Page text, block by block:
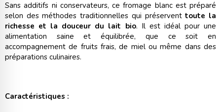
Sans additifs ni conservateurs, ce fromage blanc est préparé
selon des méthodes traditionnelles qui préserventtoute la
richesse et la douceur du lait bio. Il est idéal pour une
alimentation saine et équilibrée, que ce soit en
accompagnement de fruits frais, de miel ou même dans des
préparations culinaires.
Caractéristiques :